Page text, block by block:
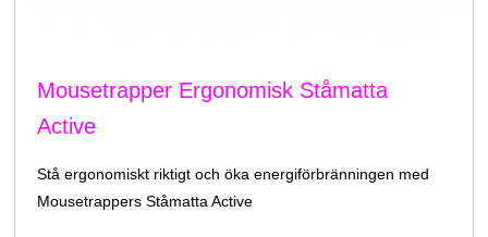
Mousetrapper Ergonomisk Ståmatta
Active
Stå ergonomiskt riktigt och öka energiförbränningen med
Mousetrappers Ståmatta Active